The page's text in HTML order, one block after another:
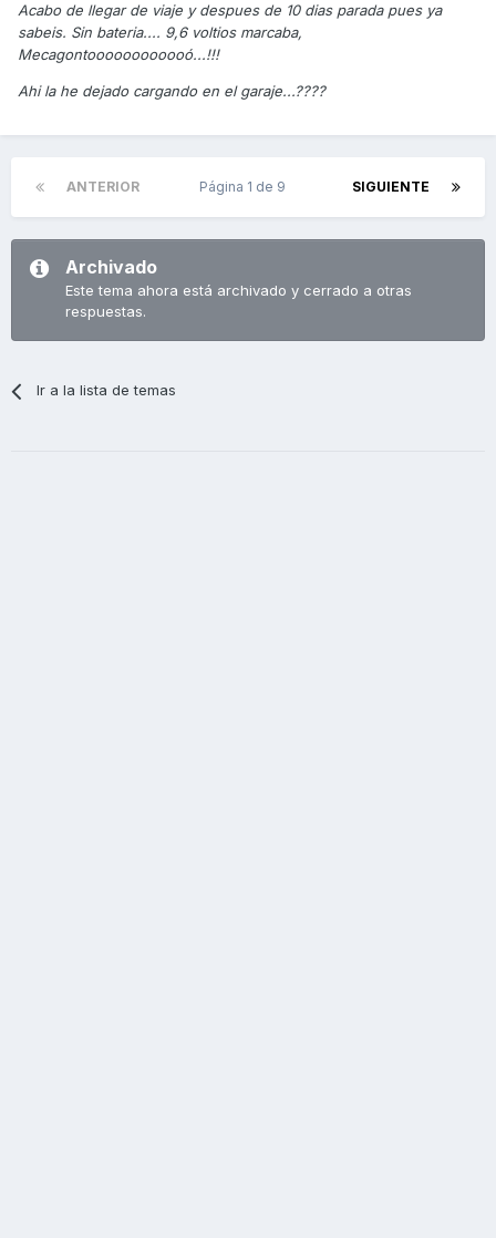
Acabo de llegar de viaje y despues de 10 dias parada pues ya
sabeis. Sin bateria.... 9,6 voltios marcaba,
Mecagontoooooooooooó...!!!
Ahi la he dejado cargando en el garaje...????
ANTERIOR SIGUIENTE
Página 1 de 9
Archivado
Este tema ahora está archivado y cerrado a otras
respuestas.
Ir a la lista de temas